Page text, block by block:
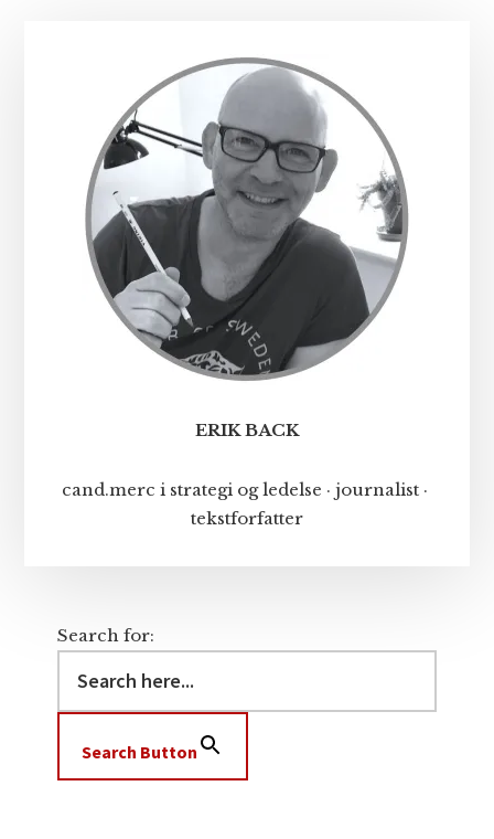
ERIK BACK
cand.merc i strategi og ledelse · journalist ·
tekstforfatter
Search for:
Search Button